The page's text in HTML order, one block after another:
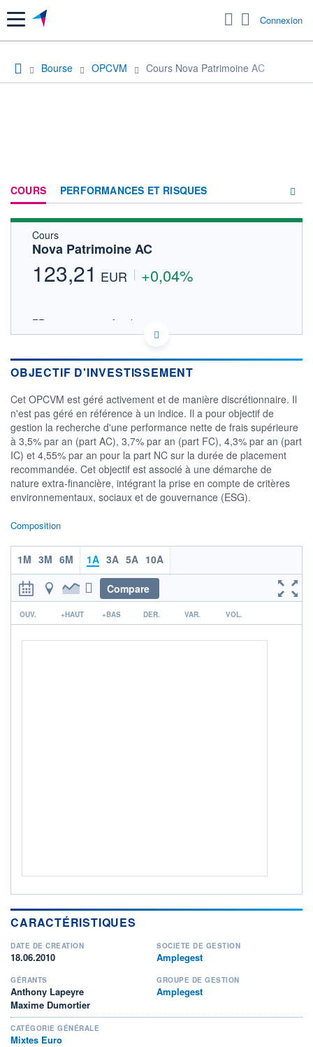
Menu Connexion
Bourse OPCVM Cours Nova Patrimoine AC
COURS PERFORMANCES ET RISQUES
FORUM
Cours
Nova Patrimoine AC
123,21 EUR +0,04%
FR0010905661 - Amplegest
OPCVM DERNIER COURS CONNU AU 05/08/2026
04/12 02/04 04/08
115
120
CATÉGORIE MORNINGSTAR
Allocation EUR Prudente -
TARIFS PRIVILÉGIÉS 0%
ÉLIGIBILITÉ
PEA PEA-PME BOURSOVIE LUX
CTO BUSINESS
Non éligible Boursobank
OBJECTIF D'INVESTISSEMENT
Cet OPCVM est géré activement et de manière discrétionnaire. Il
n'est pas géré en référence à un indice. Il a pour objectif de
gestion la recherche d'une performance nette de frais supérieure
à 3,5% par an (part AC), 3,7% par an (part FC), 4,3% par an (part
IC) et 4,55% par an pour la part NC sur la durée de placement
recommandée. Cet objectif est associé à une démarche de
nature extra-financière, intégrant la prise en compte de critères
environnementaux, sociaux et de gouvernance (ESG).
Composition
1M 3M 6M 1A 3A 5A 10A
Compare
r
OUV. +HAUT +BAS DER. VAR. VOL.
CARACTÉRISTIQUES
DATE DE CRÉATION
18.06.2010
SOCIÉTÉ DE GESTION
Amplegest
GÉRANTS
Anthony Lapeyre
Maxime Dumortier
GROUPE DE GESTION
Amplegest
CATÉGORIE GÉNÉRALE
Mixtes Euro